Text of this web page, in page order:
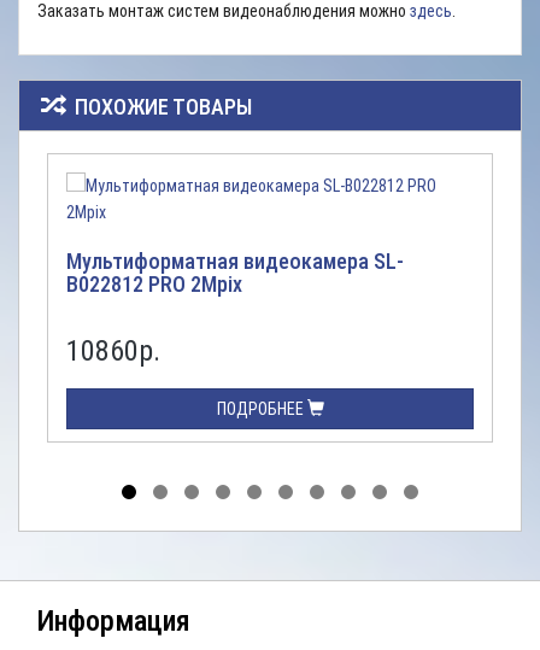
Заказать монтаж систем видеонаблюдения можно здесь
ПОХОЖИЕ ТОВАРЫ
Мультиформатная видеокамера SL-
B022812 PRO 2Mpix
10860р.
ПОДРОБНЕЕ
Информация